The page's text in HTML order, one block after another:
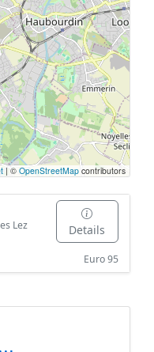
| © OpenStreetMap contributors
Lez
Details
Euro 95